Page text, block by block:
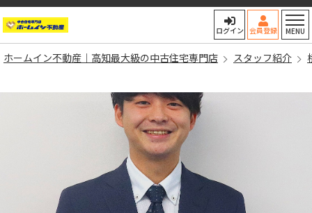
ホームイン不動産｜高知最大
ログイン 会員登録 MENU
ホームイン不動産｜高知最大級の中古住宅専門店 スタッフ紹介